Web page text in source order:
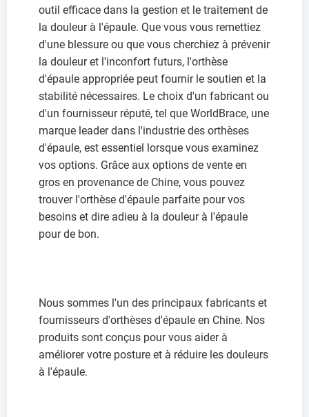
outil efficace dans la gestion et le traitement de
la douleur à l'épaule. Que vous vous remettiez
d'une blessure ou que vous cherchiez à prévenir
la douleur et l'inconfort futurs, l'orthèse
d'épaule appropriée peut fournir le soutien et la
stabilité nécessaires. Le choix d'un fabricant ou
d'un fournisseur réputé, tel que WorldBrace, une
marque leader dans l'industrie des orthèses
d'épaule, est essentiel lorsque vous examinez
vos options. Grâce aux options de vente en
gros en provenance de Chine, vous pouvez
trouver l'orthèse d'épaule parfaite pour vos
besoins et dire adieu à la douleur à l'épaule
pour de bon.
Nous sommes l'un des principaux fabricants et
fournisseurs d'orthèses d'épaule en Chine. Nos
produits sont conçus pour vous aider à
améliorer votre posture et à réduire les douleurs
à l'épaule.